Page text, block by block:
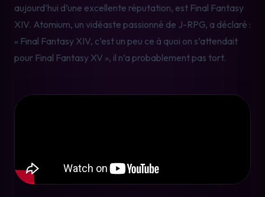
aujourd’hui d’une excellente réputation, est Final Fantasy
XIV. Atomium, un vidéaste passionné de J-RPG, a déclaré :
« Final Fantasy XIV, c’est un peu ce à quoi on s’attendait
pour Final Fantasy XV », il n’a probablement pas tort.